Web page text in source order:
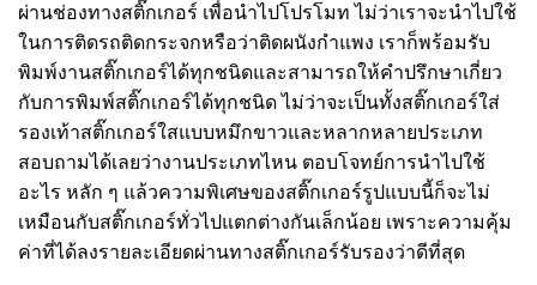
ผ่านช่องทางสติ๊กเกอร์ เพื่อนำไปโปรโมท ไม่ว่าเราจะนำไปใช้
ในการติดรถติดกระจกหรือว่าติดผนังกำแพง เราก็พร้อมรับ
พิมพ์งานสติ๊กเกอร์ได้ทุกชนิดและสามารถให้คำปรึกษาเกี่ยว
กับการพิมพ์สติ๊กเกอร์ได้ทุกชนิด ไม่ว่าจะเป็นทั้งสติ๊กเกอร์ใส่
รองเท้าสติ๊กเกอร์ใสแบบหมึกขาวและหลากหลายประเภท
สอบถามได้เลยว่างานประเภทไหน ตอบโจทย์การนำไปใช้
อะไร หลัก ๆ แล้วความพิเศษของสติ๊กเกอร์รูปแบบนี้ก็จะไม่
เหมือนกับสติ๊กเกอร์ทั่วไปแตกต่างกันเล็กน้อย เพราะความคุ้ม
ค่าที่ได้ลงรายละเอียดผ่านทางสติ๊กเกอร์รับรองว่าดีที่สุด